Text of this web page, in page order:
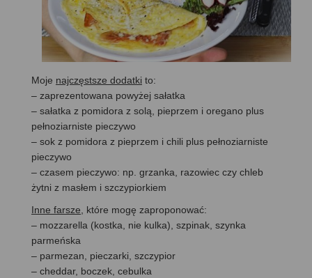
Moje najczęstsze dodatki to:
– zaprezentowana powyżej sałatka
– sałatka z pomidora z solą, pieprzem i oregano plus
pełnoziarniste pieczywo
– sok z pomidora z pieprzem i chili plus pełnoziarniste
pieczywo
– czasem pieczywo: np. grzanka, razowiec czy chleb
żytni z masłem i szczypiorkiem
Inne farsze, które mogę zaproponować:
– mozzarella (kostka, nie kulka), szpinak, szynka
parmeńska
– parmezan, pieczarki, szczypior
– cheddar, boczek, cebulka